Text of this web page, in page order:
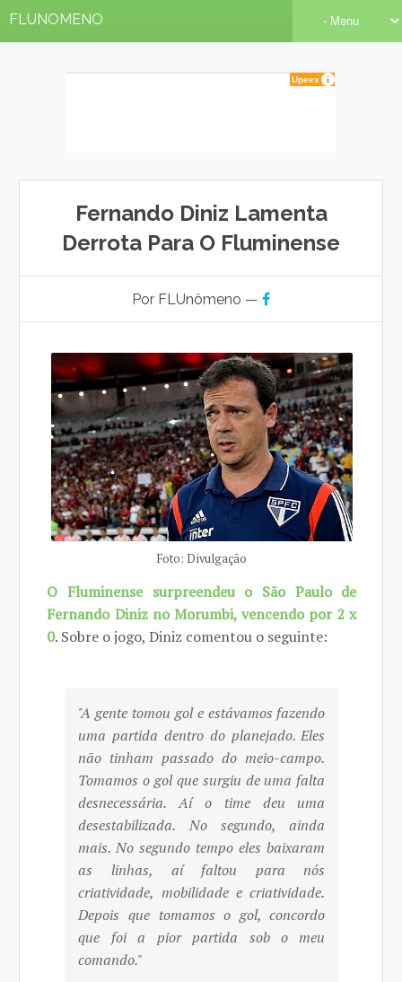
FLUNOMENO
Fernando Diniz Lamenta
Derrota Para O Fluminense
Por FLUnômeno —
Foto: Divulgação
O Fluminense surpreendeu o São Paulo de
Fernando Diniz no Morumbi, vencendo por 2 x
0. Sobre o jogo, Diniz comentou o seguinte:
"A gente tomou gol e estávamos fazendo
uma partida dentro do planejado. Eles
não tinham passado do meio-campo.
Tomamos o gol que surgiu de uma falta
desnecessária. Aí o time deu uma
desestabilizada. No segundo, ainda
mais. No segundo tempo eles baixaram
as linhas, aí faltou para nós
criatividade, mobilidade e criatividade.
Depois que tomamos o gol, concordo
que foi a pior partida sob o meu
comando."